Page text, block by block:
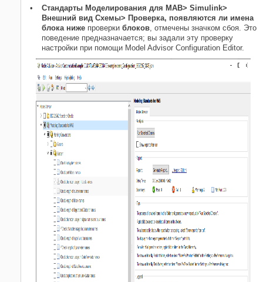
Стандарты Моделирования для MAB> Simulink>
Внешний вид Схемы> Проверка, появляются ли имена
блока ниже проверки блоков , отмечены значком сбоя. Это
поведение предназначается; вы задали эту проверку
настройки при помощи Model Advisor Configuration Editor.